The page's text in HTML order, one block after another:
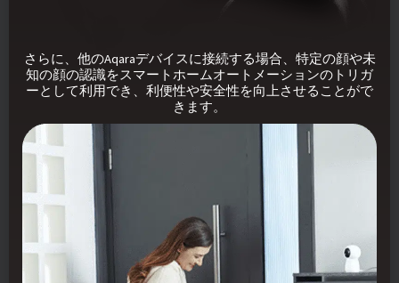
さらに、他のAqaraデバイスに接続する場合、特定の顔や未
知の顔の認識をスマートホームオートメーションのトリガ
ーとして利用でき、利便性や安全性を向上させることがで
きます。